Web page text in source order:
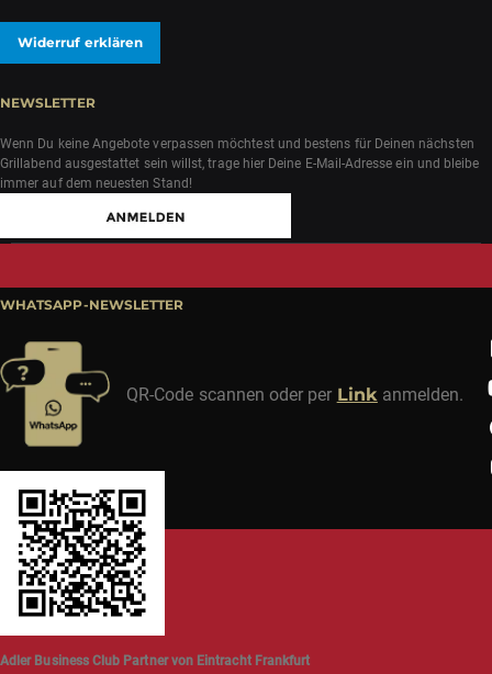
Widerruf erklären
NEWSLETTER
Wenn Du keine Angebote verpassen möchtest und bestens für Deinen nächsten
Grillabend ausgestattet sein willst, trage hier Deine E-Mail-Adresse ein und bleibe
immer auf dem neuesten Stand!
WHATSAPP-NEWSLETTER
QR-Code scannen oder per Linkanmelden.
Adler Business Club Partner von Eintracht Frankfurt